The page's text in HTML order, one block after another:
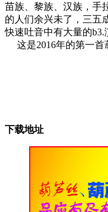
苗族、黎族、汉族，手
的人们余兴未了，三五
快速吐音中有大量的b3.
这是2016年的第一首
下载地址